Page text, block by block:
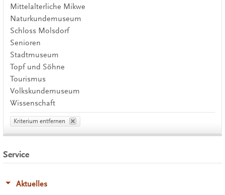
Mittelalterliche Mikwe
Naturkundemuseum
Schloss Molsdorf
Senioren
Stadtmuseum
Topf und Söhne
Tourismus
Volkskundemuseum
Wissenschaft
Kriterium entfernen
Service
Aktuelles